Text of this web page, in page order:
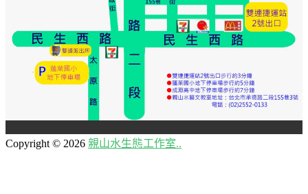
Copyright © 2026 親山水生態工作室..